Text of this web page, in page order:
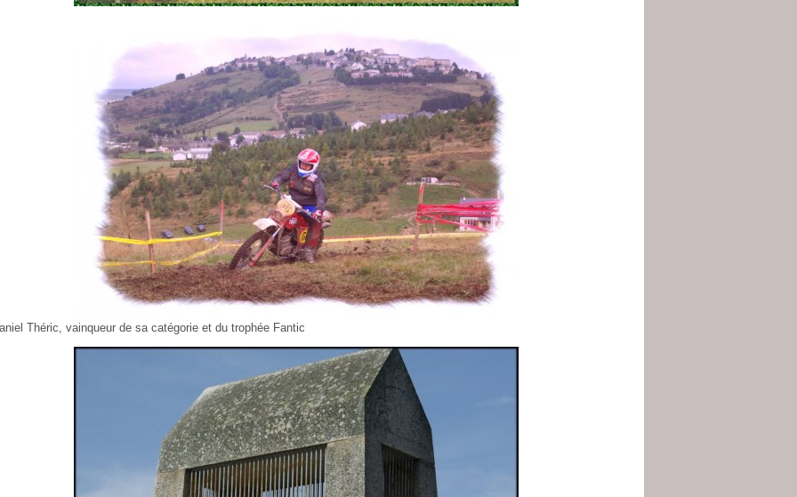
Théric, vainqueur de sa catégorie et du trophée Fantic